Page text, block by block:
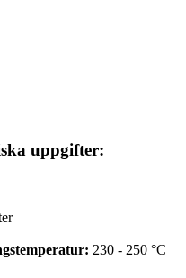
uppgifter:
230 - 250 °C